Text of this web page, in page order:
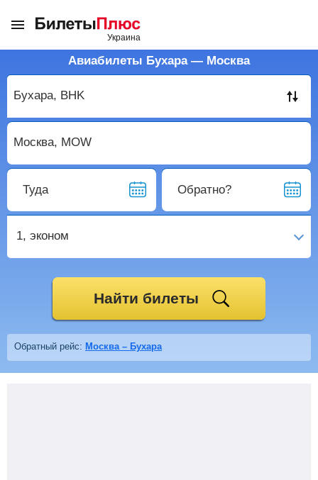
Авиабилеты Бухара — Москва
Туда Обратно?
1, эконом
Найти билеты
Обратный рейс: Москва – Бухара